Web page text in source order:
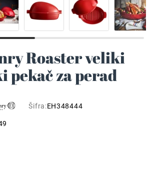
Roaster veliki
pekač za perad
Šifra:EH348444